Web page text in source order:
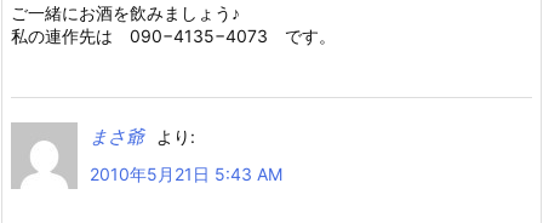
ご一緒にお酒を飲みましょう♪
私の連作先は 090−4135−4073 です。
まさ爺
より:
2010年5月21日 5:43 AM